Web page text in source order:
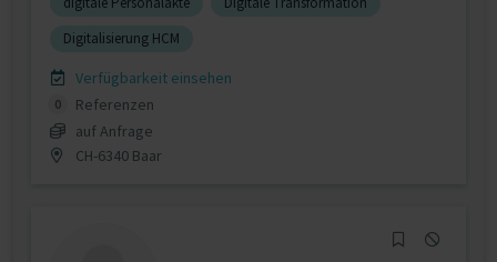
Digitalisierung HCM
Verfügbarkeit einsehen
0
Referenzen
auf Anfrage
CH-6340 Baar